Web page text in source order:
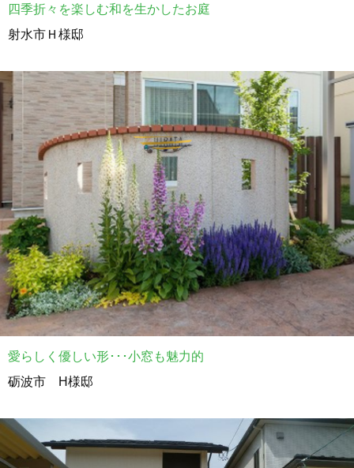
四季折々を楽しむ和を生かしたお庭
射水市Ｈ様邸
愛らしく優しい形･･･小窓も魅力的
砺波市 H様邸